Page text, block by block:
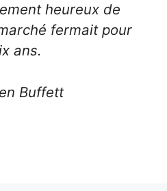
heureux de
fermait pour
ans.
Buffett